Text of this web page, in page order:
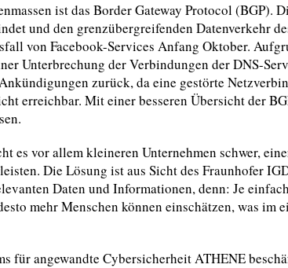
ist das Border Gateway Protocol (BGP).
und den grenzübergreifenden Datenverkehr
von Facebook-Services Anfang Oktober.
Unterbrechung der Verbindungen der DNS-
zurück, da eine gestörte
erreichbar. Mit einer besseren Übersicht der
es vor allem kleineren Unternehmen schwer,
Die Lösung ist aus Sicht des Fraunhofer
Daten und Informationen, denn: Je
mehr Menschen können einschätzen, was im
für angewandte Cybersicherheit ATHENE